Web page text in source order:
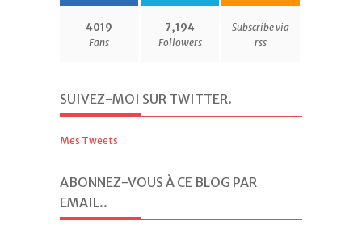
4019
Fans
7,194
Followers
Subscribe via
rss
SUIVEZ-MOI SUR TWITTER.
Mes Tweets
ABONNEZ-VOUS À CE BLOG PAR
EMAIL..